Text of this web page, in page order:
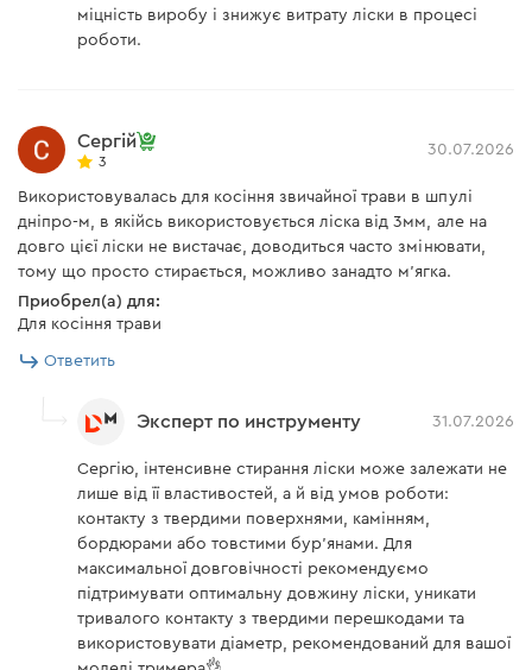
міцність виробу і знижує витрату ліски в процесі
роботи.
Сергій
3
30.07.2026
Використовувалась для косіння звичайної трави в шпулі
дніпро-м, в якійсь використовується ліска від 3мм, але на
довго цієї ліски не вистачає, доводиться часто змінювати,
тому що просто стирається, можливо занадто м'ягка.
Приобрел(а) для:
Для косіння трави
Ответить
Эксперт по инструменту 31.07.2026
Сергію, інтенсивне стирання ліски може залежати не
лише від її властивостей, а й від умов роботи:
контакту з твердими поверхнями, камінням,
бордюрами або товстими бур'янами. Для
максимальної довговічності рекомендуємо
підтримувати оптимальну довжину ліски, уникати
тривалого контакту з твердими перешкодами та
використовувати діаметр, рекомендований для вашої